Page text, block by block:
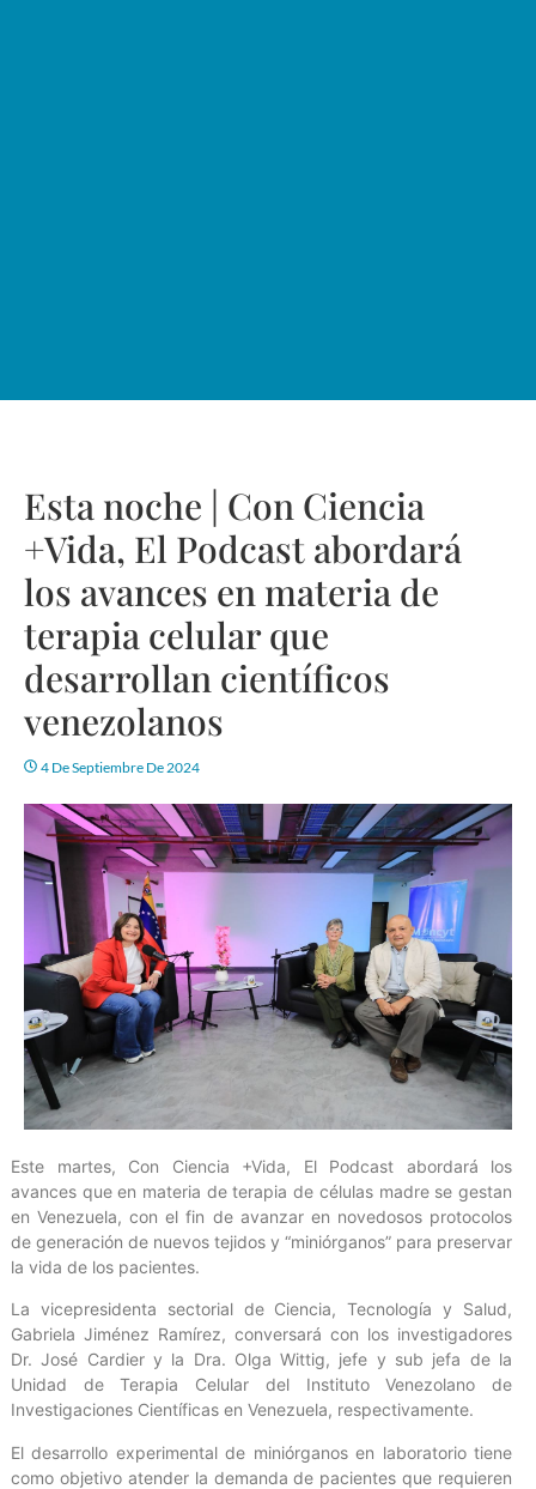
Esta noche | Con Ciencia
+Vida, El Podcast abordará
los avances en materia de
terapia celular que
desarrollan científicos
venezolanos
4 De Septiembre De 2024
Este martes, Con Ciencia +Vida, El Podcast abordará los
avances que en materia de terapia de células madre se gestan
en Venezuela, con el fin de avanzar en novedosos protocolos
de generación de nuevos tejidos y “miniórganos” para preservar
la vida de los pacientes.
La vicepresidenta sectorial de Ciencia, Tecnología y Salud,
Gabriela Jiménez Ramírez, conversará con los investigadores
Dr. José Cardier y la Dra. Olga Wittig, jefe y sub jefa de la
Unidad de Terapia Celular del Instituto Venezolano de
Investigaciones Científicas en Venezuela, respectivamente.
El desarrollo experimental de miniórganos en laboratorio tiene
como objetivo atender la demanda de pacientes que requieren